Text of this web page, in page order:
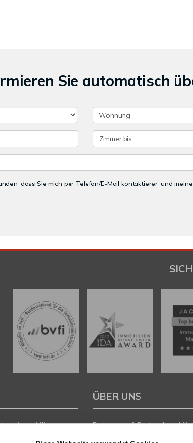
Sie automatisch
dass Sie mich per Telefon/E-Mail kontaktieren und
Immobilien
ÜBER UNS
Eschenauer & Partner